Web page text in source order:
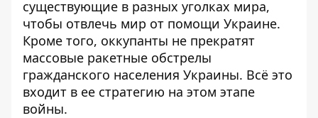
существующие в разных уголках мира,
чтобы отвлечь мир от помощи Украине.
Кроме того, оккупанты не прекратят
массовые ракетные обстрелы
гражданского населения Украины. Всё это
входит в ее стратегию на этом этапе
войны.